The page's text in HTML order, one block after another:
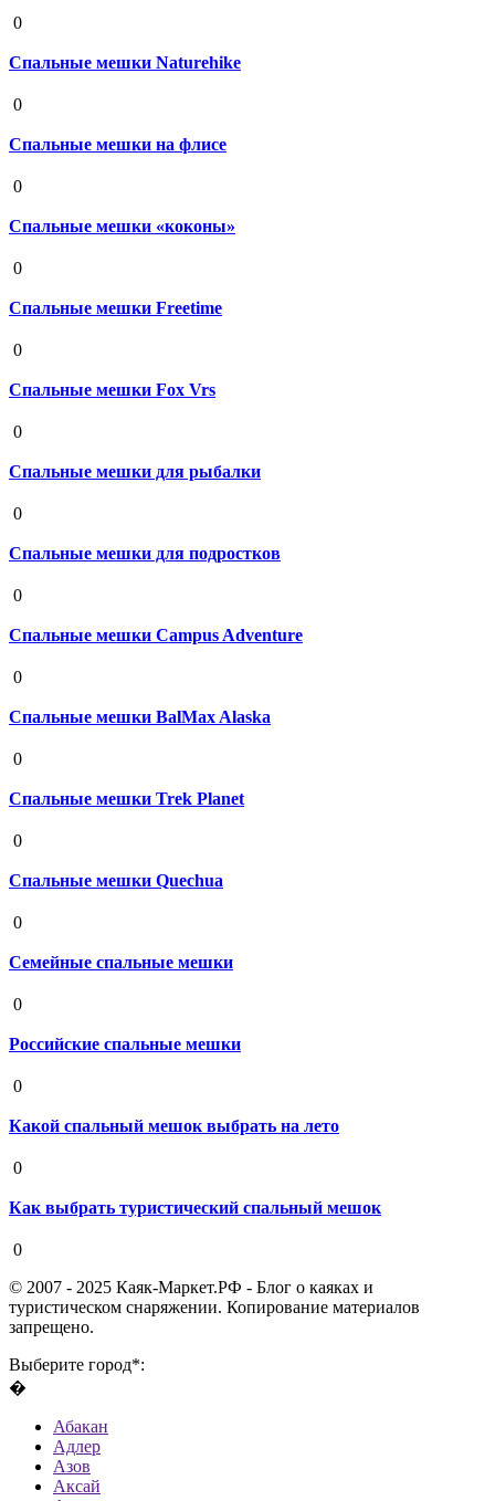
0
Спальные мешки Naturehike
0
Спальные мешки на флисе
0
Спальные мешки «коконы»
0
Спальные мешки Freetime
0
Спальные мешки Fox Vrs
0
Спальные мешки для рыбалки
0
Спальные мешки для подростков
0
Спальные мешки Campus Adventure
0
Спальные мешки BalMax Alaska
0
Спальные мешки Trek Planet
0
Спальные мешки Quechua
0
Семейные спальные мешки
0
Российские спальные мешки
0
Какой спальный мешок выбрать на лето
0
Как выбрать туристический спальный мешок
0
© 2007 - 2025 Каяк-Маркет.РФ - Блог о каяках и
туристическом снаряжении. Копирование материалов
запрещено.
Выберите город*:
�
Абакан
Адлер
Азов
Аксай